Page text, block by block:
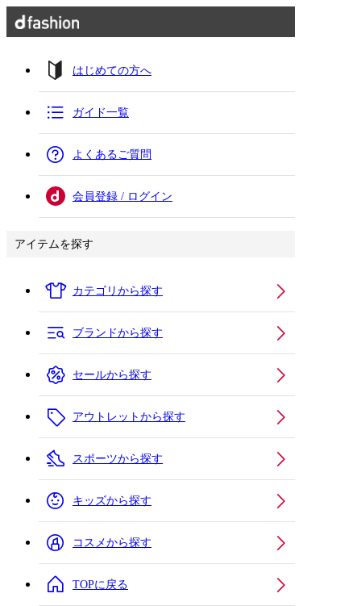
はじめての方へ
ガイド一覧
よくあるご質問
会員登録 / ログイン
アイテムを探す
カテゴリから探す
ブランドから探す
セールから探す
アウトレットから探す
スポーツから探す
キッズから探す
コスメから探す
TOPに戻る